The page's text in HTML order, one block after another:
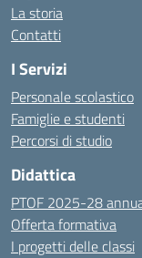
La storia
Contatti
I Servizi
Personale scolastico
Famiglie e studenti
Percorsi di studio
Didattica
PTOF 2025-28
Offerta formativa
I progetti delle classi